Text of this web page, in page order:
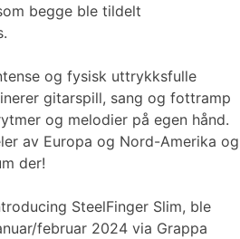
begge ble tildelt
og fysisk uttrykksfulle
gitarspill, sang og fottramp
og melodier på egen hånd.
av Europa og Nord-Amerika og
der!
SteelFinger Slim, ble
februar 2024 via Grappa